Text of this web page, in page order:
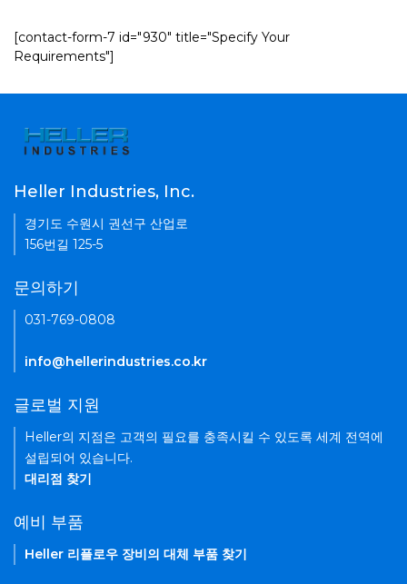
[contact-form-7 id="930" title="Specify Your
Requirements"]
Heller Industries, Inc.
경기도 수원시 권선구 산업로
156번길 125-5
문의하기
031-769-0808
info@hellerindustries.co.kr
글로벌 지원
Heller의 지점은 고객의 필요를 충족시킬 수 있도록 세계 전역에
설립되어 있습니다.
대리점 찾기
예비 부품
Heller 리플로우 장비의 대체 부품 찾기